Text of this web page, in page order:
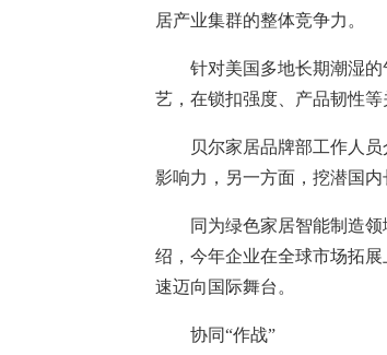
居产业集群的整体竞争力。
针对美国多地长期潮湿
艺，在锁扣强度、产品韧性
贝尔家居品牌部工作人
影响力，另一方面，挖潜国内
同为绿色家居智能制造
绍，今年企业在全球市场拓
速迈向国际舞台。
协同“作战”